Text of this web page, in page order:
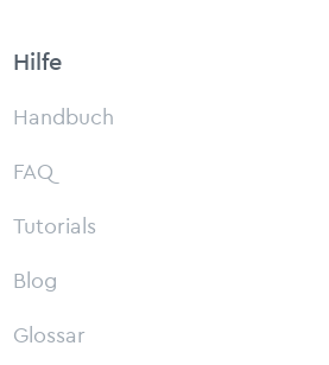
Hilfe
Handbuch
FAQ
Tutorials
Blog
Glossar